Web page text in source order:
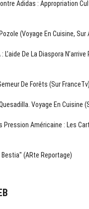
Adidas : Appropriation
(Voyage En Cuisine, Sur
L’aide De La Diaspora
De Forêts (sur FranceTv)
Voyage En Cuisine
Pression Américaine : Les
Bestia" (ARte Reportage)